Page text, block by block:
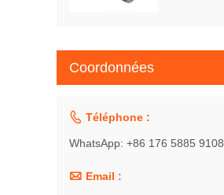
Coordonnées
 Téléphone :
WhatsApp: +86 176 5885 9108
 Email :